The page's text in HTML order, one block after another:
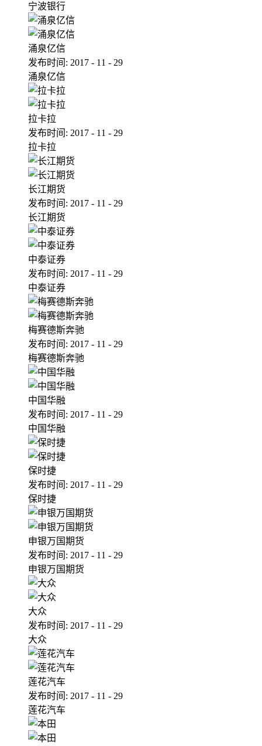
宁波银行
涌泉亿信
发布时间: 2017 - 11 - 29
涌泉亿信
拉卡拉
发布时间: 2017 - 11 - 29
拉卡拉
长江期货
发布时间: 2017 - 11 - 29
长江期货
中泰证券
发布时间: 2017 - 11 - 29
中泰证券
梅赛德斯奔驰
发布时间: 2017 - 11 - 29
梅赛德斯奔驰
中国华融
发布时间: 2017 - 11 - 29
中国华融
保时捷
发布时间: 2017 - 11 - 29
保时捷
申银万国期货
发布时间: 2017 - 11 - 29
申银万国期货
大众
发布时间: 2017 - 11 - 29
大众
莲花汽车
发布时间: 2017 - 11 - 29
莲花汽车